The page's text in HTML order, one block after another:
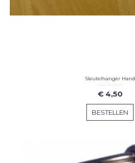
Sleutelhanger Hand
€ 4,50
BESTELLEN